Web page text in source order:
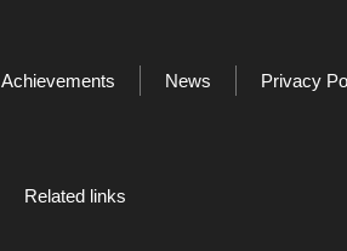
Achievements News Privacy
Related links